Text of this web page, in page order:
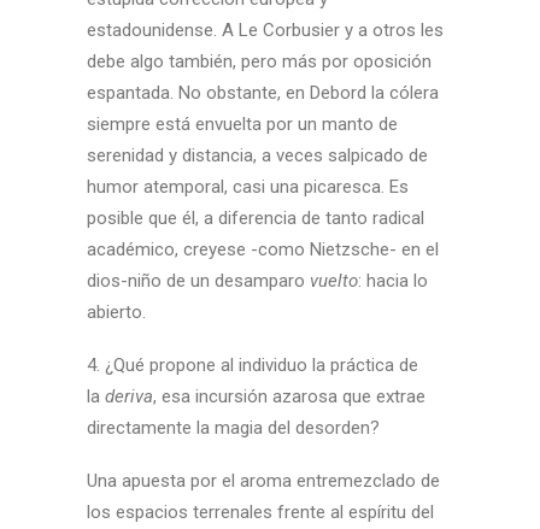
estadounidense. A Le Corbusier y a otros les
debe algo también, pero más por oposición
espantada. No obstante, en Debord la cólera
siempre está envuelta por un manto de
serenidad y distancia, a veces salpicado de
humor atemporal, casi una picaresca. Es
posible que él, a diferencia de tanto radical
académico, creyese -como Nietzsche- en el
dios-niño de un desamparo vuelto: hacia lo
abierto.
4. ¿Qué propone al individuo la práctica de
la deriva, esa incursión azarosa que extrae
directamente la magia del desorden?
Una apuesta por el aroma entremezclado de
los espacios terrenales frente al espíritu del